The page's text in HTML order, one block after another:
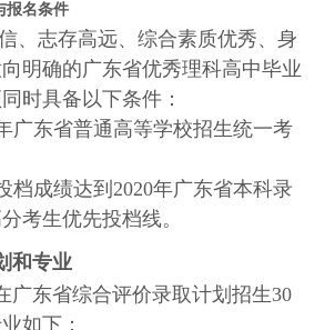
报名条件
、志存高远、综合素质优秀、身
明确的广东省优秀理科高中毕业
时具备以下条件：
广东省普通高等学校招生统一考
档成绩达到2020年广东省本科录
考生优先投档线。
和专业
广东省综合评价录取计划招生30
如下：